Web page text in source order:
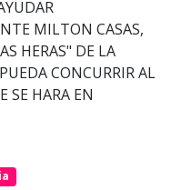
MILTON CASAS,
HERAS" DE LA
CONCURRIR AL
SE HARA EN